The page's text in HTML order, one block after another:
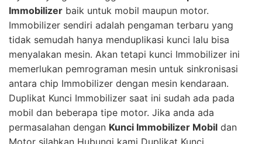
Immobilizer baik untuk mobil maupun motor.
Immobilizer sendiri adalah pengaman terbaru yang
tidak semudah hanya menduplikasi kunci lalu bisa
menyalakan mesin. Akan tetapi kunci Immobilizer ini
memerlukan pemrograman mesin untuk sinkronisasi
antara chip Immobilizer dengan mesin kendaraan.
Duplikat Kunci Immobilizer saat ini sudah ada pada
mobil dan beberapa tipe motor. Jika anda ada
permasalahan dengan Kunci Immobilizer Mobil dan